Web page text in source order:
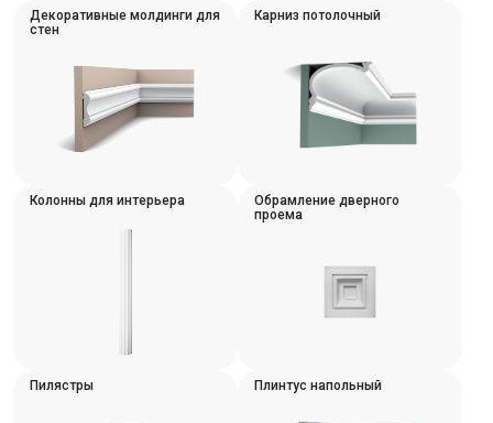
Декоративные молдинги для
стен
Карниз потолочный
Колонны для интерьера
Обрамление дверного
проема
Пилястры Плинтус напольный
Кровельные материалы
Лакокрасочные материалы